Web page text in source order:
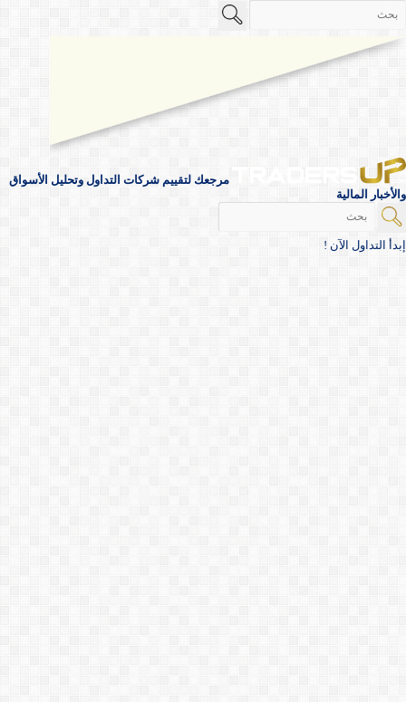
مرجعك لتقييم شركات التداول وتحليل الأسواق
والأخبار المالية
إبدأ التداول الآن !